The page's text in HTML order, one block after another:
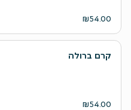
₪54.00
קרם ברולה
₪54.00